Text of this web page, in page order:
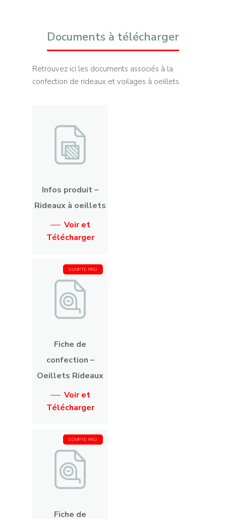
Documents à télécharger
Retrouvez ici les documents associés à la
confection de rideaux et voilages à oeillets.
Infos produit –
Rideaux à oeillets
Voir et
Télécharger
COMPTE PRO
Fiche de
confection –
Oeillets Rideaux
Voir et
Télécharger
COMPTE PRO
Fiche de